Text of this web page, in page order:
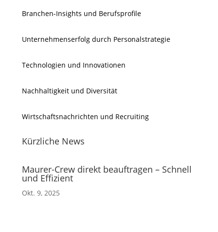
Branchen-Insights und Berufsprofile
Unternehmenserfolg durch Personalstrategie
Technologien und Innovationen
Nachhaltigkeit und Diversität
Wirtschaftsnachrichten und Recruiting
Kürzliche News
Maurer-Crew direkt beauftragen – Schnell
und Effizient
Okt. 9, 2025